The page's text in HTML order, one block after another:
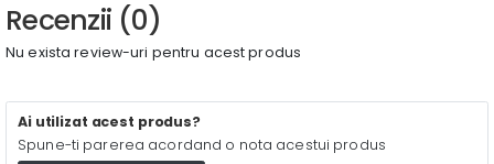
Recenzii (0)
Nu exista review-uri pentru acest produs
Ai utilizat acest produs?
Spune-ti parerea acordand o nota acestui produs